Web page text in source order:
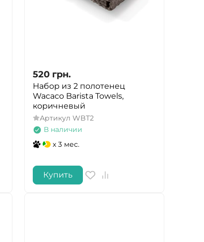
520 грн.
Набор из 2 полотенец
Wacaco Barista Towels,
коричневый
Артикул WBT2
В наличии
x 3 мес.
Купить